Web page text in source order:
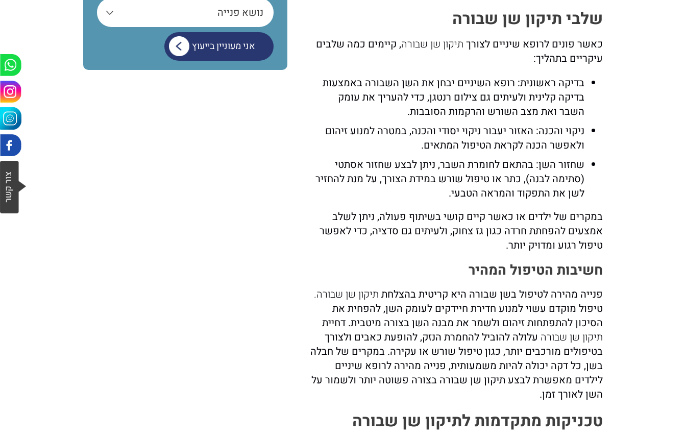
שלבי תיקון שן שבורה
כאשר פונים לרופא שיניים לצורך תיקון שן שבורה, קיימים כמה שלבים
עיקריים בתהליך:
בדיקה ראשונית: רופא השיניים יבחן את השן השבורה באמצעות
בדיקה קלינית ולעיתים גם צילום רנטגן, כדי להעריך את עומק
השבר ואת מצב השורש והרקמות הסובבות.
ניקוי והכנה: האזור יעבור ניקוי יסודי והכנה, במטרה למנוע זיהום
ולאפשר הכנה לקראת הטיפול המתאים.
שחזור השן: בהתאם לחומרת השבר, ניתן לבצע שחזור אסתטי
(סתימה לבנה), כתר או טיפול שורש במידת הצורך, על מנת להחזיר
לשן את התפקוד והמראה הטבעי.
במקרים של ילדים או כאשר קיים קושי בשיתוף פעולה, ניתן לשלב
אמצעים להפחתת חרדה כגון גז צחוק, ולעיתים גם סדציה, כדי לאפשר
טיפול רגוע ומדויק יותר.
חשיבות הטיפול המהיר
פנייה מהירה לטיפול בשן שבורה היא קריטית בהצלחת תיקון שן שבורה.
טיפול מוקדם עשוי למנוע חדירת חיידקים לעומק השן, להפחית את
הסיכון להתפתחות זיהום ולשמר את מבנה השן בצורה מיטבית. דחיית
תיקון שן שבורה עלולה להוביל להחמרת הנזק, להופעת כאבים ולצורך
בטיפולים מורכבים יותר, כגון טיפול שורש או עקירה. במקרים של חבלה
בשן, כל דקה יכולה להיות משמעותית, פנייה מהירה לרופא שיניים
לילדים מאפשרת לבצע תיקון שן שבורה בצורה פשוטה יותר ולשמור על
השן לאורך זמן.
טכניקות מתקדמות לתיקון שן שבורה